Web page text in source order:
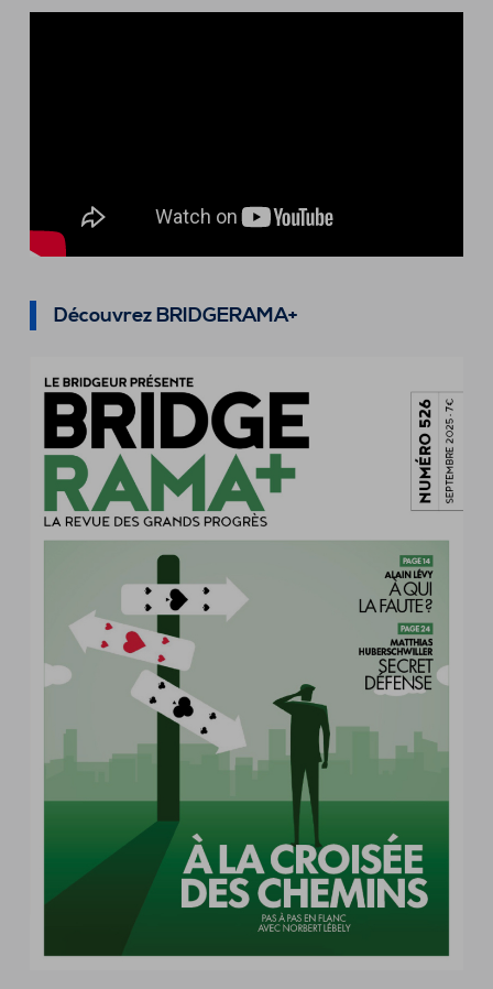
Découvrez BRIDGERAMA+